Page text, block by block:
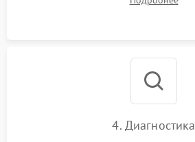
4. Диагностика